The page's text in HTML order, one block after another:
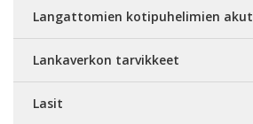
Langattomien kotipuhelimien akut
Lankaverkon tarvikkeet
Lasit